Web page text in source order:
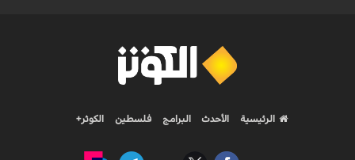
الرئيسية الأحدث البرامج فلسطين الكوثر+